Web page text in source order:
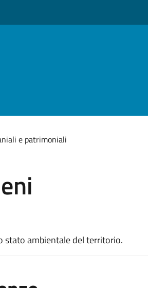
e patrimoniali
stato ambientale del territorio.